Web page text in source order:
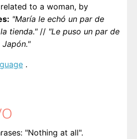
to a woman, by
"María le echó un par de
tienda."// "Le puso un par de
.
"Nothing at all".